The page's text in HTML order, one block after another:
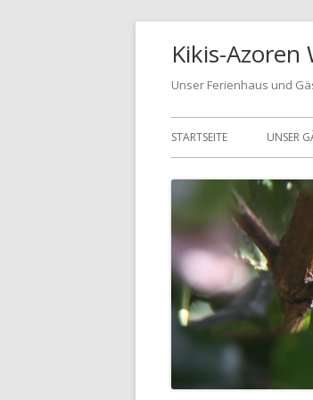
Kikis-
Unser Ferienhaus und
Primäres
Menü
STARTSEITE UNSER
CASA
CASA